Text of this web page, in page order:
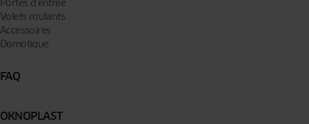
Portes d’entrée
Volets roulants
Accessoires
Domotique
FAQ
OKNOPLAST